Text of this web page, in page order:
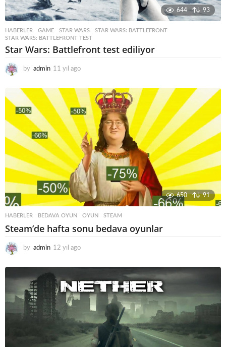
644 93
HABERLER GAME ,STAR WARS ,STAR WARS: BATTLEFRONT
STAR WARS: BATTLEFRONT TEST
Star Wars: Battlefront test ediliyor
by admin 11 yıl ago
y
l
a
o
650 91
HABERLER BEDAVA OYUN ,OYUN ,STEAM
Steam’de hafta sonu bedava oyunlar
by admin 12 yıl ago
y
a